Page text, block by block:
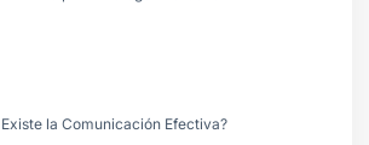
Existe la Comunicación Efectiva?